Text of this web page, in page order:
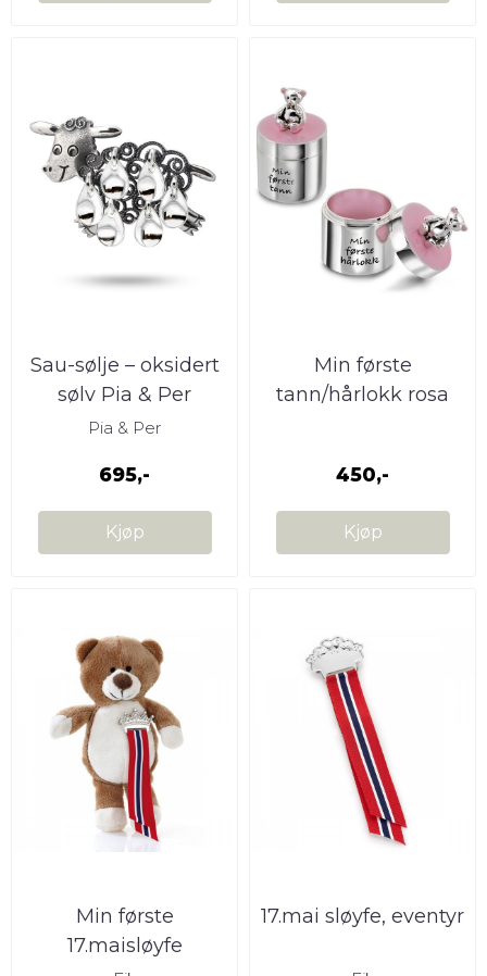
Sau-sølje – oksidert
sølv Pia & Per
Pia & Per
695,-
Kjøp
Min første
tann/hårlokk rosa
450,-
Kjøp
Min første
17.maisløyfe
17.mai sløyfe, eventyr